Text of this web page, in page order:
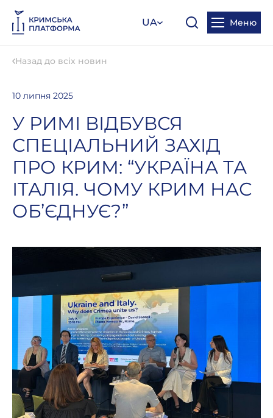
UA Меню
Назад до всіх новин
10 липня 2025
У РИМІ ВІДБУВСЯ
СПЕЦІАЛЬНИЙ ЗАХІД
ПРО КРИМ: “УКРАЇНА ТА
ІТАЛІЯ. ЧОМУ КРИМ НАС
ОБ’ЄДНУЄ?”